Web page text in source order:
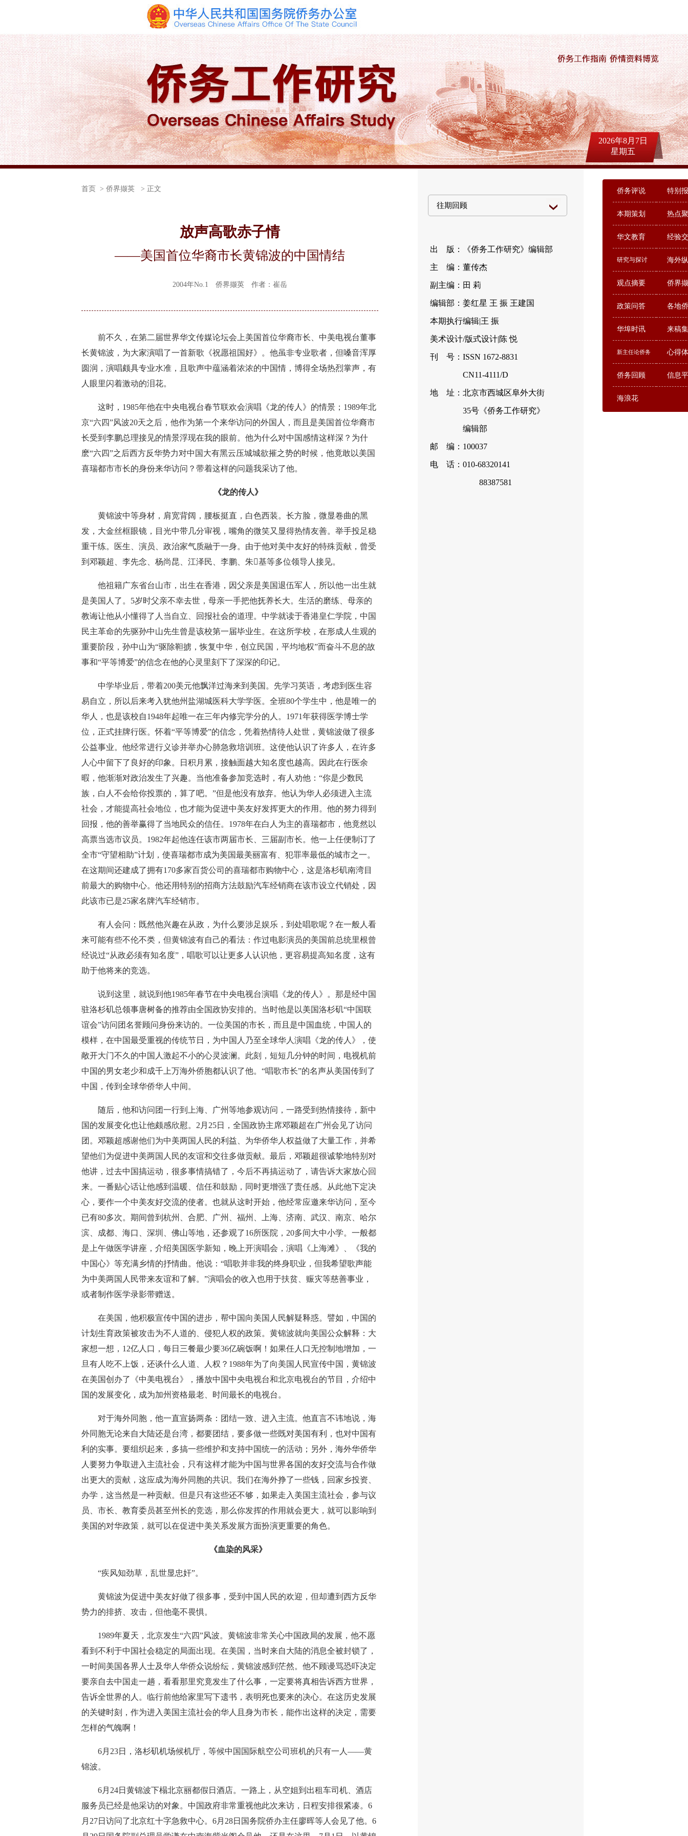
2026年8月7日
星期五
侨务评说 特别
本期策划 热点
华文教育 经验
研究与探讨 海外
观点摘要 侨界
政策问答 各地
华埠时讯 来稿
新主任论侨务 心得
侨务回顾 信息
海浪花
首页 > 侨界撷英 > 正文
放声高歌赤子情
——美国首位华裔市长黄锦波的中国情结
2004年No.1 侨界撷英 作者：崔岳
前不久，在第二届世界华文传媒论坛会上美国首位华裔市长、中美电视台董事
长黄锦波，为大家演唱了一首新歌《祝愿祖国好》。他虽非专业歌者，但嗓音浑厚
圆润，演唱颇具专业水准，且歌声中蕴涵着浓浓的中国情，博得全场热烈掌声，有
人眼里闪着激动的泪花。
这时，1985年他在中央电视台春节联欢会演唱《龙的传人》的情景；1989年北
京“六四”风波20天之后，他作为第一个来华访问的外国人，而且是美国首位华裔市
长受到李鹏总理接见的情景浮现在我的眼前。他为什么对中国感情这样深？为什
麽“六四”之后西方反华势力对中国大有黑云压城城欲摧之势的时候，他竟敢以美国
喜瑞都市市长的身份来华访问？带着这样的问题我采访了他。
《龙的传人》
黄锦波中等身材，肩宽背阔，腰板挺直，白色西装。长方脸，微显卷曲的黑
发，大金丝框眼镜，目光中带几分审视，嘴角的微笑又显得热情友善。举手投足稳
重干练。医生、演员、政治家气质融于一身。由于他对美中友好的特殊贡献，曾受
到邓颖超、李先念、杨尚昆、江泽民、李鹏、朱基等多位领导人接见。
他祖籍广东省台山市，出生在香港，因父亲是美国退伍军人，所以他一出生就
是美国人了。5岁时父亲不幸去世，母亲一手把他抚养长大。生活的磨练、母亲的
教诲让他从小懂得了人当自立、回报社会的道理。中学就读于香港皇仁学院，中国
民主革命的先驱孙中山先生曾是该校第一届毕业生。在这所学校，在形成人生观的
重要阶段，孙中山为“驱除靼掳，恢复中华，创立民国，平均地权”而奋斗不息的故
事和“平等博爱”的信念在他的心灵里刻下了深深的印记。
中学毕业后，带着200美元他飘洋过海来到美国。先学习英语，考虑到医生容
易自立，所以后来考入犹他州盐湖城医科大学学医。全班80个学生中，他是唯一的
华人，也是该校自1948年起唯一在三年内修完学分的人。1971年获得医学博士学
位，正式挂牌行医。怀着“平等博爱”的信念，凭着热情待人处世，黄锦波做了很多
公益事业。他经常进行义诊并举办心肺急救培训班。这使他认识了许多人，在许多
人心中留下了良好的印象。日积月累，接触面越大知名度也越高。因此在行医余
暇，他渐渐对政治发生了兴趣。当他准备参加竞选时，有人劝他：“你是少数民
族，白人不会给你投票的，算了吧。”但是他没有放弃。他认为华人必须进入主流
社会，才能提高社会地位，也才能为促进中美友好发挥更大的作用。他的努力得到
回报，他的善举赢得了当地民众的信任。1978年在白人为主的喜瑞都市，他竟然以
高票当选市议员。1982年起他连任该市两届市长、三届副市长。他一上任便制订了
全市“守望相助”计划，使喜瑞都市成为美国最美丽富有、犯罪率最低的城市之一。
在这期间还建成了拥有170多家百货公司的喜瑞都市购物中心，这是洛杉矶南湾目
前最大的购物中心。他还用特别的招商方法鼓励汽车经销商在该市设立代销处，因
此该市已是25家名牌汽车经销市。
有人会问：既然他兴趣在从政，为什么要涉足娱乐，到处唱歌呢？在一般人看
来可能有些不伦不类，但黄锦波有自己的看法：作过电影演员的美国前总统里根曾
经说过“从政必须有知名度”，唱歌可以让更多人认识他，更容易提高知名度，这有
助于他将来的竞选。
说到这里，就说到他1985年春节在中央电视台演唱《龙的传人》。那是经中国
驻洛杉矶总领事唐树备的推荐由全国政协安排的。当时他是以美国洛杉矶“中国联
谊会”访问团名誉顾问身份来访的。一位美国的市长，而且是中国血统，中国人的
模样，在中国最受重视的传统节日，为中国人乃至全球华人演唱《龙的传人》，使
敞开大门不久的中国人激起不小的心灵波澜。此刻，短短几分钟的时间，电视机前
中国的男女老少和成千上万海外侨胞都认识了他。“唱歌市长”的名声从美国传到了
中国，传到全球华侨华人中间。
随后，他和访问团一行到上海、广州等地参观访问，一路受到热情接待，新中
国的发展变化也让他颇感欣慰。2月25日，全国政协主席邓颖超在广州会见了访问
团。邓颖超感谢他们为中美两国人民的利益、为华侨华人权益做了大量工作，并希
望他们为促进中美两国人民的友谊和交往多做贡献。最后，邓颖超很诚挚地特别对
他讲，过去中国搞运动，很多事情搞错了，今后不再搞运动了，请告诉大家放心回
来。一番贴心话让他感到温暖、信任和鼓励，同时更增强了责任感。从此他下定决
心，要作一个中美友好交流的使者。也就从这时开始，他经常应邀来华访问，至今
已有80多次。期间曾到杭州、合肥、广州、福州、上海、济南、武汉、南京、哈尔
滨、成都、海口、深圳、佛山等地，还参观了16所医院，20多间大中小学。一般都
是上午做医学讲座，介绍美国医学新知，晚上开演唱会，演唱《上海滩》、《我的
中国心》等充满乡情的抒情曲。他说：“唱歌并非我的终身职业，但我希望歌声能
为中美两国人民带来友谊和了解。”演唱会的收入也用于扶贫、赈灾等慈善事业，
或者制作医学录影带赠送。
在美国，他积极宣传中国的进步，帮中国向美国人民解疑释惑。譬如，中国的
计划生育政策被攻击为不人道的、侵犯人权的政策。黄锦波就向美国公众解释：大
家想一想，12亿人口，每日三餐最少要36亿碗饭啊！如果任人口无控制地增加，一
旦有人吃不上饭，还谈什么人道、人权？1988年为了向美国人民宣传中国，黄锦波
在美国创办了《中美电视台》，播放中国中央电视台和北京电视台的节目，介绍中
国的发展变化，成为加州资格最老、时间最长的电视台。
对于海外同胞，他一直宣扬两条：团结一致、进入主流。他直言不讳地说，海
外同胞无论来自大陆还是台湾，都要团结，要多做一些既对美国有利，也对中国有
利的实事。要组织起来，多搞一些维护和支持中国统一的活动；另外，海外华侨华
人要努力争取进入主流社会，只有这样才能为中国与世界各国的友好交流与合作做
出更大的贡献，这应成为海外同胞的共识。我们在海外挣了一些钱，回家乡投资、
办学，这当然是一种贡献。但是只有这些还不够，如果走入美国主流社会，参与议
员、市长、教育委员甚至州长的竞选，那么你发挥的作用就会更大，就可以影响到
美国的对华政策，就可以在促进中美关系发展方面扮演更重要的角色。
《血染的风采》
“疾风知劲草，乱世显忠奸”。
黄锦波为促进中美友好做了很多事，受到中国人民的欢迎，但却遭到西方反华
势力的排挤、攻击，但他毫不畏惧。
1989年夏天，北京发生“六四”风波。黄锦波非常关心中国政局的发展，他不愿
看到不利于中国社会稳定的局面出现。在美国，当时来自大陆的消息全被封锁了，
一时间美国各界人士及华人华侨众说纷纭，黄锦波感到茫然。他不顾谩骂恐吓决定
要亲自去中国走一趟，看看那里究竟发生了什么事，一定要将真相告诉西方世界，
告诉全世界的人。临行前他给家里写下遗书，表明死也要来的决心。在这历史发展
的关键时刻，作为进入美国主流社会的华人且身为市长，能作出这样的决定，需要
怎样的气魄啊！
6月23日，洛杉矶机场候机厅，等候中国国际航空公司班机的只有一人——黄
锦波。
6月24日黄锦波下榻北京丽都假日酒店。一路上，从空姐到出租车司机、酒店
服务员已经是他采访的对象。中国政府非常重视他此次来访，日程安排很紧凑。6
月27日访问了北京红十字急救中心。6月28日国务院侨办主任廖晖等人会见了他。6
出 版：《侨务工作研究》编辑部
主 编：董传杰
副主编：田 莉
编辑部：姜红星 王 振 王建国
本期执行编辑|王 振
美术设计/版式设计|陈 悦
刊 号：ISSN 1672-8831
CN11-4111/D
地 址：北京市西城区阜外大街
35号《侨务工作研究》
编辑部
邮 编：100037
电 话：010-68320141
88387581